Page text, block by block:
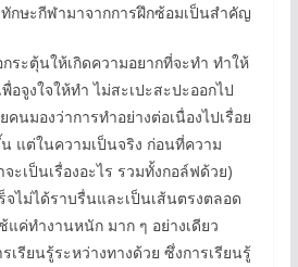
กษะกีฬามาจากการฝึกซ้อมเป็นสำคัญ
กระตุ้นให้เกิดความอยากที่จะทำ ทำให้
อจูงใจให้ทำ ไม่สะเปะสะปะออกไป
นมองว่าการทำอย่างต่อเนื่องไปเรื่อย
แต่ในความเป็นจริง ก่อนที่ความ
ะเป็นเรื่องอะไร รวมทั้งกอล์ฟด้วย)
จไม่ได้ราบรื่นและเป็นเส้นตรงตลอด
แค่ทำงานหนัก มาก ๆ อย่างเดียว
เรียนรู้ระหว่างทางด้วย ซึ่งการเรียนรู้